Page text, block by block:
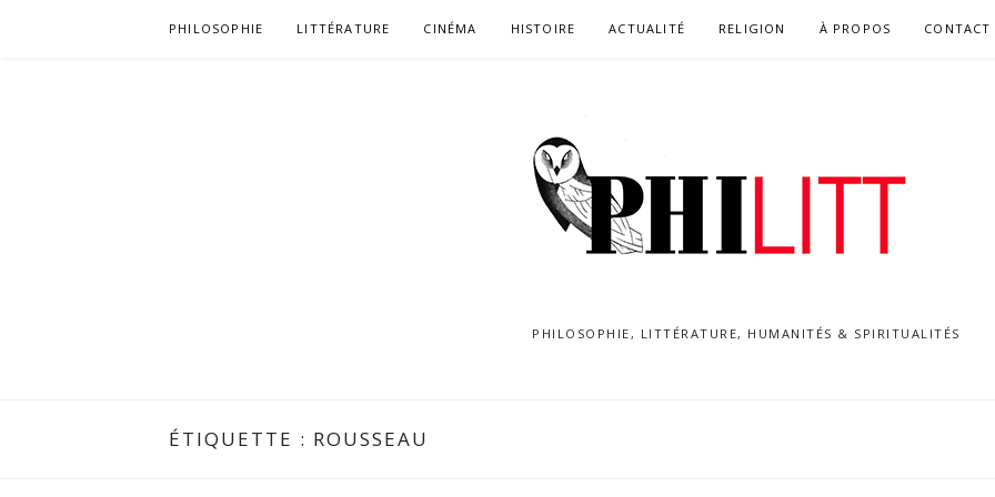
PHILOSOPHIE LITTÉRATURE CINÉMA HISTOIRE ACTUALITÉ RELIGION À PROPOS CONTACT
PHILOSOPHIE, LITTÉRATURE, HUMANITÉS & SPIRITUALITÉS
ÉTIQUETTE : ROUSSEAU